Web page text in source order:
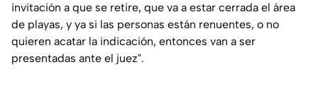
invitación a que se retire, que va a estar cerrada el área
de playas, y ya si las personas están renuentes, o no
quieren acatar la indicación, entonces van a ser
presentadas ante el juez".